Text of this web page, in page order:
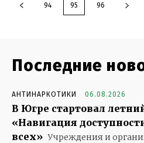
94 95 96
Последние
АНТИНАРКОТИКИ 06.08.2026
В Югре стартовал
«Навигация
всех» Учреждения и